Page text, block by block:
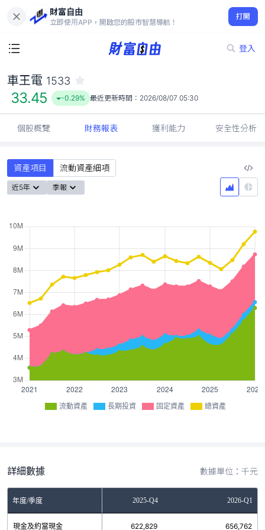
財富自由
立即使用APP，開啟您的股市智慧導航！
打開
登入
33.45
-0.29%
車王電 1533
33.45 -0.29% 最近更新時間： 2026/08/07 05:30
個股概覽 財務報表 獲利能力 安全性分析
資產項目 流動資產細項
近5年 季報
流動資產 長期投資 固定資產 總資產
詳細數據 數據單位：千元
年度/季度2025-Q3 2025-Q4 2026-Q1
現金及約當現金
556,186 622,829 656,762